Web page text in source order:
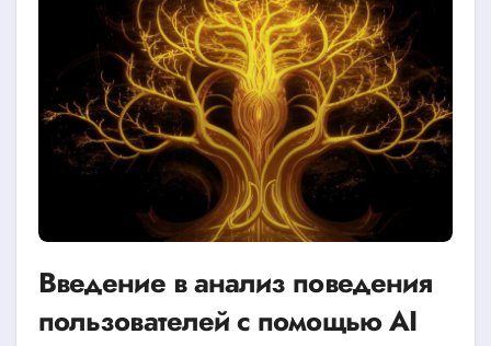
Введение в анализ поведения
пользователей с помощью AI